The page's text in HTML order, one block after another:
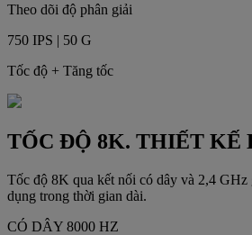
Theo dõi độ phân giải
750 IPS | 50 G
Tốc độ + Tăng tốc
TỐC ĐỘ 8K. THIẾT KẾ
Tốc độ 8K qua kết nối có dây và 2,4 GHz
dụng trong thời gian dài.
CÓ DÂY 8000 HZ